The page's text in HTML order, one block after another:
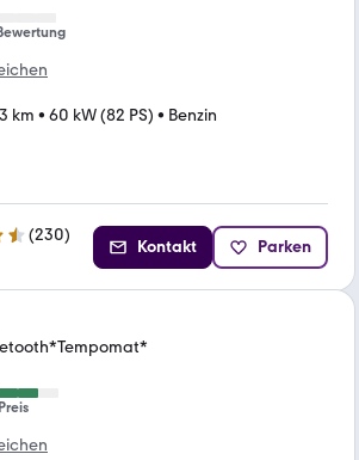
km • 60 kW (82 PS) • Benzin
(230)
Kontakt Parken